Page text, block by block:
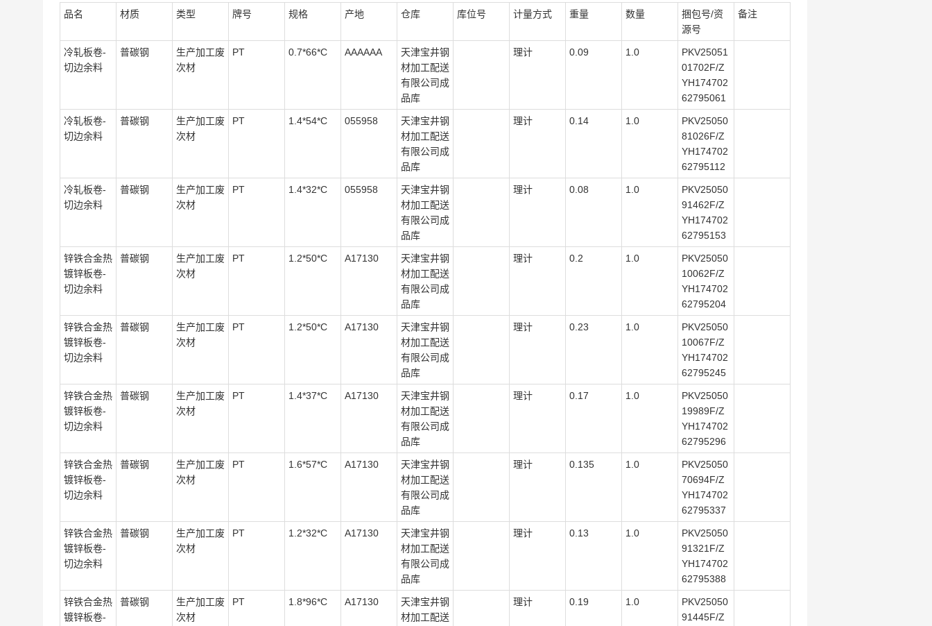
品名 材质 类型 牌号 规格 产地 仓库 库位号 计量方式 重量 数量
捆包号/资
源号
备注
冷轧板卷-
切边余料
普碳钢
生产加工废
次材
PT 0.7*66*C AAAAAA
天津宝井钢
材加工配送
有限公司成
品库
理计 0.09 1.0
PKV25051
01702F/Z
YH174702
62795061
冷轧板卷-
切边余料
普碳钢
生产加工废
次材
PT 1.4*54*C 055958
天津宝井钢
材加工配送
有限公司成
品库
理计 0.14 1.0
PKV25050
81026F/Z
YH174702
62795112
冷轧板卷-
切边余料
普碳钢
生产加工废
次材
PT 1.4*32*C 055958
天津宝井钢
材加工配送
有限公司成
品库
理计 0.08 1.0
PKV25050
91462F/Z
YH174702
62795153
锌铁合金热
镀锌板卷-
切边余料
普碳钢
生产加工废
次材
PT 1.2*50*C A17130
天津宝井钢
材加工配送
有限公司成
品库
理计 0.2 1.0
PKV25050
10062F/Z
YH174702
62795204
锌铁合金热
镀锌板卷-
切边余料
普碳钢
生产加工废
次材
PT 1.2*50*C A17130
天津宝井钢
材加工配送
有限公司成
品库
理计 0.23 1.0
PKV25050
10067F/Z
YH174702
62795245
锌铁合金热
镀锌板卷-
切边余料
普碳钢
生产加工废
次材
PT 1.4*37*C A17130
天津宝井钢
材加工配送
有限公司成
品库
理计 0.17 1.0
PKV25050
19989F/Z
YH174702
62795296
锌铁合金热
镀锌板卷-
切边余料
普碳钢
生产加工废
次材
PT 1.6*57*C A17130
天津宝井钢
材加工配送
有限公司成
品库
理计 0.135 1.0
PKV25050
70694F/Z
YH174702
62795337
锌铁合金热
镀锌板卷-
切边余料
普碳钢
生产加工废
次材
PT 1.2*32*C A17130
天津宝井钢
材加工配送
有限公司成
品库
理计 0.13 1.0
PKV25050
91321F/Z
YH174702
62795388
锌铁合金热
镀锌板卷-
普碳钢
生产加工废
次材
PT 1.8*96*C A17130
天津宝井钢
材加工配送
理计 0.19 1.0
PKV25050
91445F/Z